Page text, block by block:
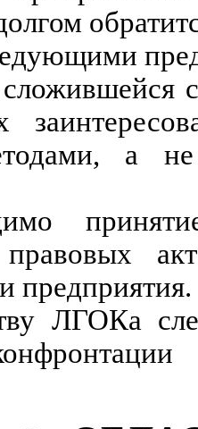
а не
правовых
предприятия.
ЛГОКа